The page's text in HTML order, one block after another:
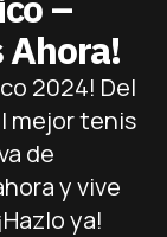
Ahora!
2024! Del
mejor tenis
de
y vive
ya!